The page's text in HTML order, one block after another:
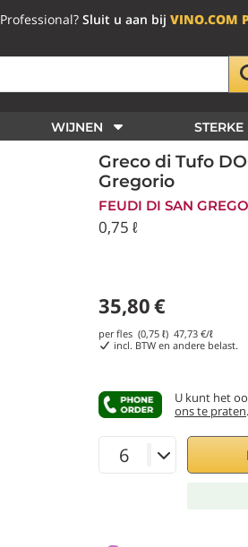
Professional? Sluit u aan bij VINO.COM
WIJNEN
Greco di Tufo
Gregorio
FEUDI DI SAN
0,75 ℓ
35,80€
per fles (0,75 ℓ) 47,73 €/ℓ
incl. BTW en andere belast.
U kunt het
ons te praten.